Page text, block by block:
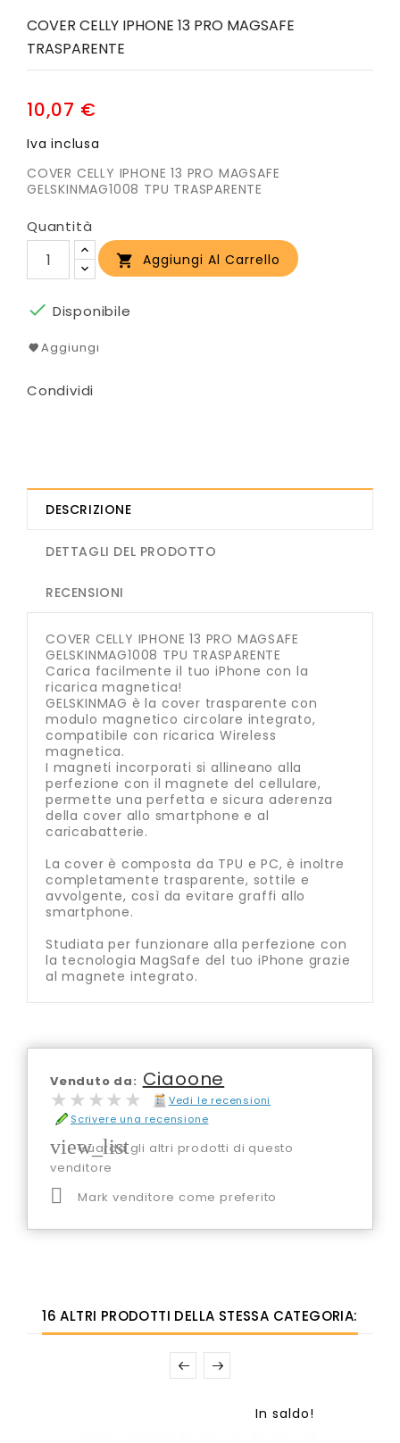
COVER CELLY IPHONE 13 PRO MAGSAFE
TRASPARENTE
10,07 €
Iva inclusa
COVER CELLY IPHONE 13 PRO MAGSAFE
GELSKINMAG1008 TPU TRASPARENTE
Quantità
 Aggiungi Al Carrello
 Disponibile
Aggiungi
Condividi
DESCRIZIONE
DETTAGLI DEL PRODOTTO
RECENSIONI
COVER CELLY IPHONE 13 PRO MAGSAFE
GELSKINMAG1008 TPU TRASPARENTE
Carica facilmente il tuo iPhone con la
ricarica magnetica!
GELSKINMAG è la cover trasparente con
modulo magnetico circolare integrato,
compatibile con ricarica Wireless
magnetica.
I magneti incorporati si allineano alla
perfezione con il magnete del cellulare,
permette una perfetta e sicura aderenza
della cover allo smartphone e al
caricabatterie.
La cover è composta da TPU e PC, è inoltre
completamente trasparente, sottile e
avvolgente, così da evitare graffi allo
smartphone.
Studiata per funzionare alla perfezione con
la tecnologia MagSafe del tuo iPhone grazie
al magnete integrato.
Venduto da: Ciaoone
★★★★★
★★★★★
Vedi le recensioni
Scrivere una recensione
view_list
Guarda gli altri prodotti di questo
venditore
 Mark venditore come preferito
16 ALTRI PRODOTTI DELLA STESSA CATEGORIA:
In saldo!